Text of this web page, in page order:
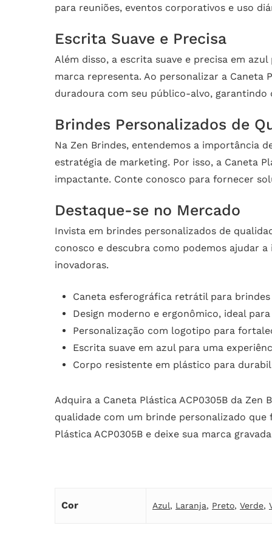
para reuniões, eventos corporativos e uso
Escrita Suave e Precisa
Além disso, a escrita suave e precisa em
marca representa. Ao personalizar a Caneta
duradoura com seu público-alvo,
Brindes Personalizados de
Na Zen Brindes, entendemos a importância
estratégia de marketing. Por isso, a Caneta
impactante. Conte conosco para fornecer
Destaque-se no Mercado
Invista em brindes personalizados de
conosco e descubra como podemos ajudar
inovadoras.
Caneta esferográfica retrátil para
Design moderno e ergonômico, ideal
Personalização com logotipo para
Escrita suave em azul para uma
Corpo resistente em plástico para
Adquira a Caneta Plástica ACP0305B da
qualidade com um brinde personalizado que
Plástica ACP0305B e deixe sua marca
Cor Azul, Laranja, Preto, Verde,